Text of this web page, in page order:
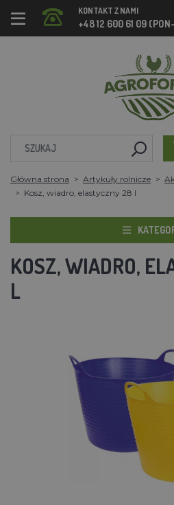
KONTAKT Z NAMI
+48 12 600 61 09
Główna strona Artykuły rolnicze
Kosz, wiadro, elastyczny 28 l
KOSZ, WIADRO,
L